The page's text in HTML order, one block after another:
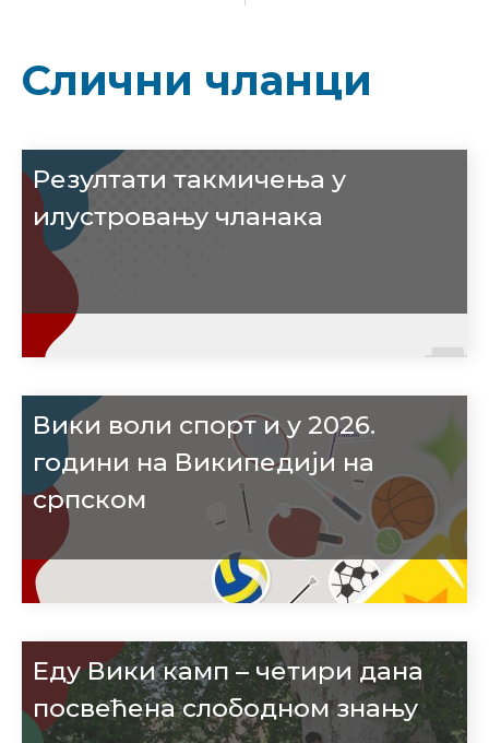
Слични чланци
Резултати такмичења у
илустровању чланака
Вики воли спорт и у 2026.
години на Википедији на
српском
Еду Вики камп – четири дана
посвећена слободном знању